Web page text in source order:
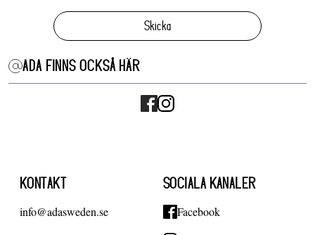
Skicka
ADA FINNS OCKSÅ HÄR
KONTAKT
info@adasweden.se
SOCIALA KANALER
Facebook